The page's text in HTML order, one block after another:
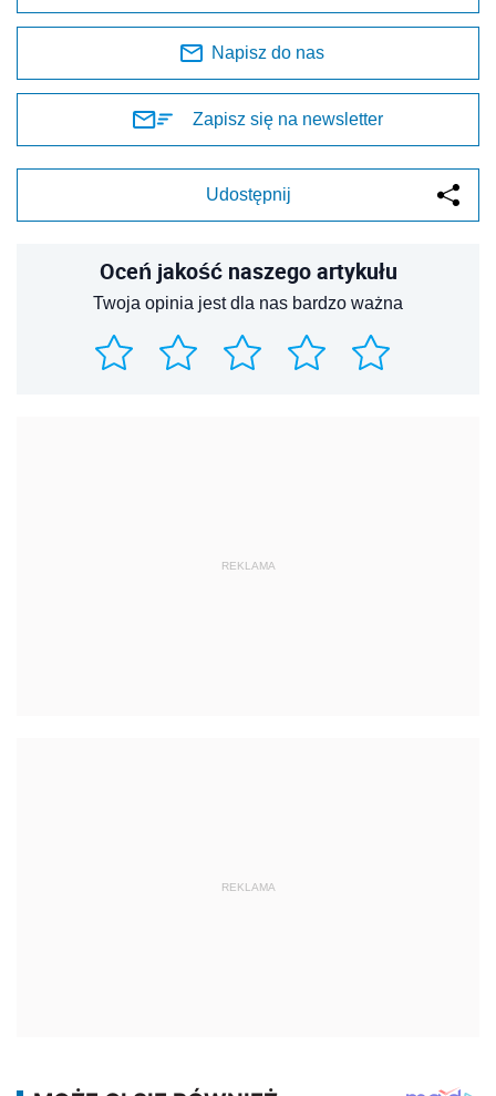
Napisz do nas
Zapisz się na newsletter
Udostępnij
Oceń jakość naszego artykułu
Twoja opinia jest dla nas bardzo ważna
REKLAMA
REKLAMA